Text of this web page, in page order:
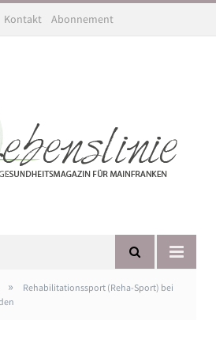
Kontakt Abonnement
»
Rehabilitationssport (Reha-Sport) bei